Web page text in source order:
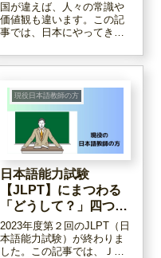
国が違えば、人々の常識や
価値観も違います。この記
事では、日本にやってきた
ルなく生活するために、で
を12個まとめてみました。
現役日本語教師の方
日本語能力試験
【JLPT】にまつわる
「どうして？」四つ～
２０２３年第二回終了
2023年度第２回のJLPT（日
本語能力試験）が終わりま
した。この記事では、ＪＬ